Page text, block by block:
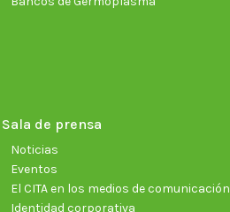
Sala de prensa
Noticias
Eventos
El CITA en los medios de comunicación
Identidad corporativa